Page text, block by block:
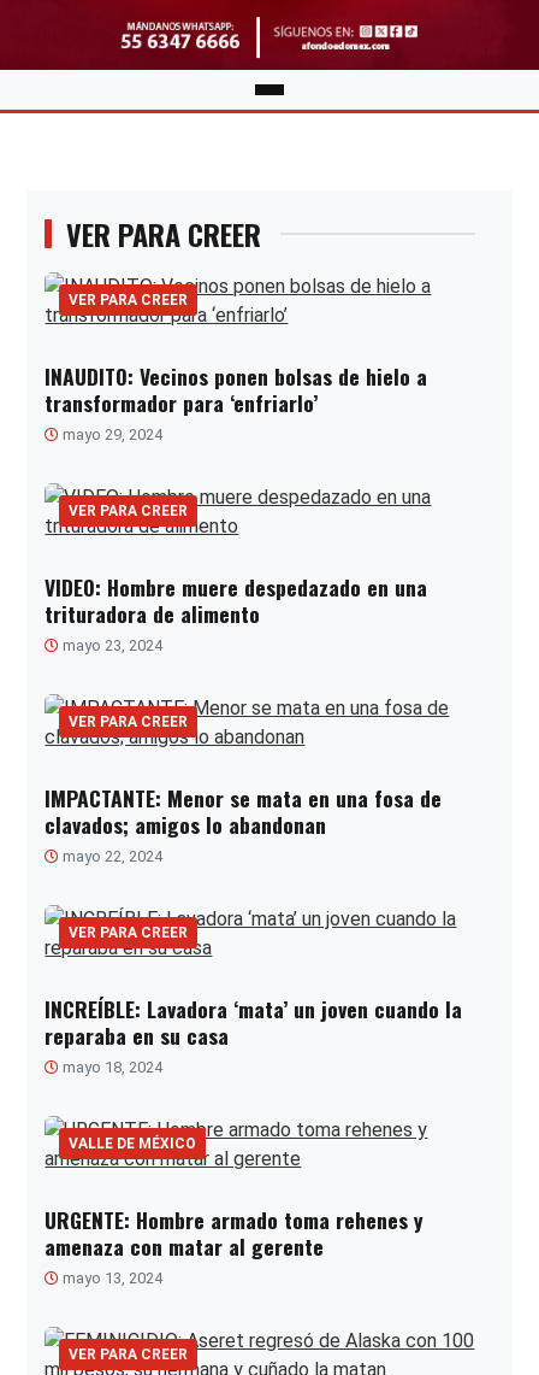
VER PARA CREER
VER PARA CREER
INAUDITO: Vecinos ponen bolsas de hielo a
transformador para ‘enfriarlo’
mayo 29, 2024
VER PARA CREER
VIDEO: Hombre muere despedazado en una
trituradora de alimento
mayo 23, 2024
VER PARA CREER
IMPACTANTE: Menor se mata en una fosa de
clavados; amigos lo abandonan
mayo 22, 2024
VER PARA CREER
INCREÍBLE: Lavadora ‘mata’ un joven cuando la
reparaba en su casa
mayo 18, 2024
VALLE DE MÉXICO
URGENTE: Hombre armado toma rehenes y
amenaza con matar al gerente
mayo 13, 2024
VER PARA CREER